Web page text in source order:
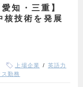
知・三重】
技術を発展
上場企業
英語力
ス勤務